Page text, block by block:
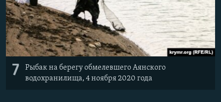
7
Рыбак на берегу обмелевшего Аянского
водохранилища, 4 ноября 2020 года